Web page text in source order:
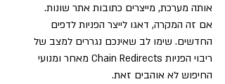
אותה מערכת, מייצרים כתובות אתר שונות.
אם זה המקרה, דאגו לייצר הפניות לדפים
החדשים. שימו לב שאינכם נגררים למצב של
ריבוי הפניות Chain Redirects מאחר ומנועי
החיפוש לא אוהבים זאת.